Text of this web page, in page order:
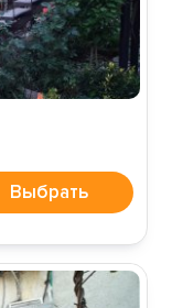
Выбрать